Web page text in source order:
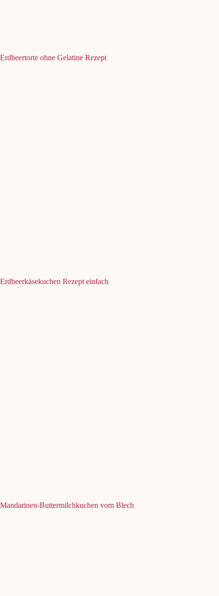
Erdbeertorte ohne Gelatine Rezept
Erdbeerkäsekuchen Rezept einfach
Mandarinen-Buttermilchkuchen vom Blech